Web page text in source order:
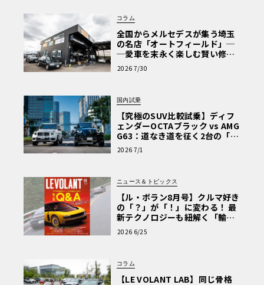
コラム
全国からメルセデスが集う埼玉
の名店「オートフィールド」─
─愛車を末永く楽しむ賢い修理
術と、プロがフックス製オイル
を選ぶ理由〈PR〉
2026 7/30
国内試乗
【究極のSUV比較試乗】ディフ
ェンダーOCTAブラック vs AMG
G63：道なき道を征く2台の「対
極的アプローチ」
2026 7/1
ニュース＆トピックス
【ル・ボラン8月号】クルマ好き
の「？」が「！」に変わる！ 最
新テクノロジーも紐解く「輸入
車Q&A」
2026 6/25
コラム
【LE VOLANT LAB】同じ骨格